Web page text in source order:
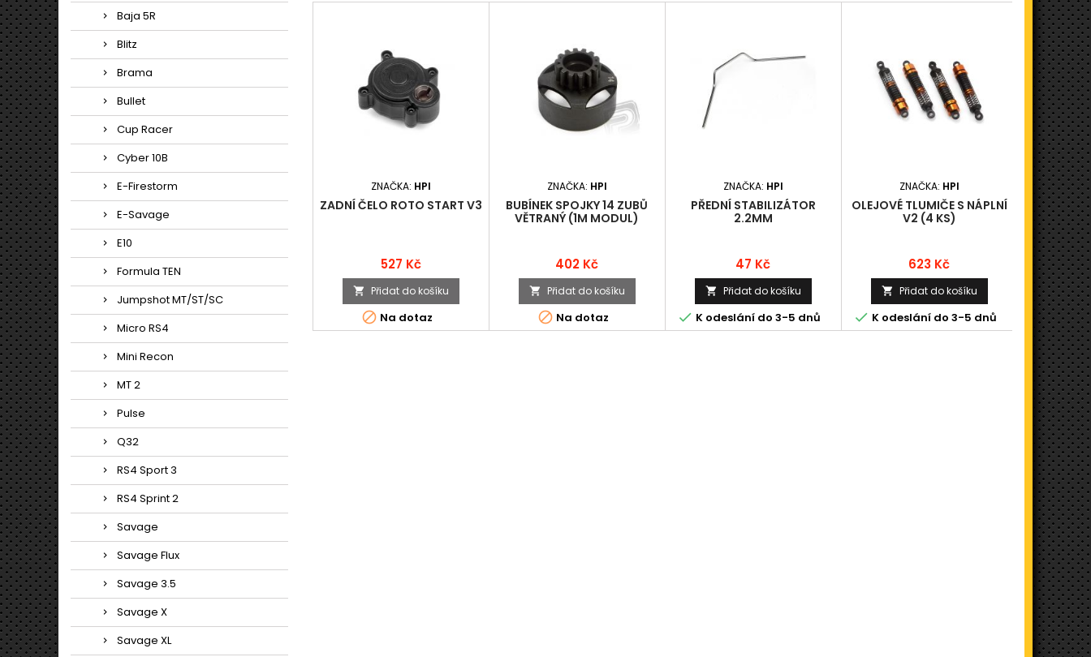
Baja 5R
Blitz
Brama
Bullet
Cup Racer
Cyber 10B
E-Firestorm
E-Savage
E10
Formula TEN
Jumpshot MT/ST/SC
Micro RS4
Mini Recon
MT 2
Pulse
Q32
RS4 Sport 3
RS4 Sprint 2
Savage
Savage Flux
Savage 3.5
Savage X
Savage XL
ZNAČKA: HPI
ZADNÍ ČELO ROTO START V3
Cena
527 Kč
 Přidat do košíku
 Na dotaz
ZNAČKA: HPI
BUBÍNEK SPOJKY 14 ZUBŮ
VĚTRANÝ (1M MODUL)
Cena
402 Kč
 Přidat do košíku
 Na dotaz
ZNAČKA: HPI
PŘEDNÍ STABILIZÁTOR
2.2MM
Cena
47 Kč
 Přidat do košíku
 K odeslání do 3-5 dnů
ZNAČKA: HPI
OLEJOVÉ TLUMIČE S NÁPLNÍ
V2 (4 KS)
Cena
623 Kč
 Přidat do košíku
 K odeslání do 3-5 dnů
VÍČKO

